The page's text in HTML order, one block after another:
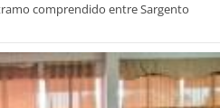
comprendido entre Sargento